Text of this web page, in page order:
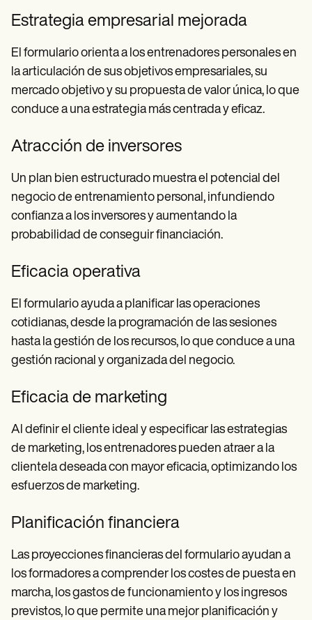
Estrategia empresarial mejorada
El formulario orienta a los entrenadores personales en
la articulación de sus objetivos empresariales, su
mercado objetivo y su propuesta de valor única, lo que
conduce a una estrategia más centrada y eficaz.
Atracción de inversores
Un plan bien estructurado muestra el potencial del
negocio de entrenamiento personal, infundiendo
confianza a los inversores y aumentando la
probabilidad de conseguir financiación.
Eficacia operativa
El formulario ayuda a planificar las operaciones
cotidianas, desde la programación de las sesiones
hasta la gestión de los recursos, lo que conduce a una
gestión racional y organizada del negocio.
Eficacia de marketing
Al definir el cliente ideal y especificar las estrategias
de marketing, los entrenadores pueden atraer a la
clientela deseada con mayor eficacia, optimizando los
esfuerzos de marketing.
Planificación financiera
Las proyecciones financieras del formulario ayudan a
los formadores a comprender los costes de puesta en
marcha, los gastos de funcionamiento y los ingresos
previstos, lo que permite una mejor planificación y